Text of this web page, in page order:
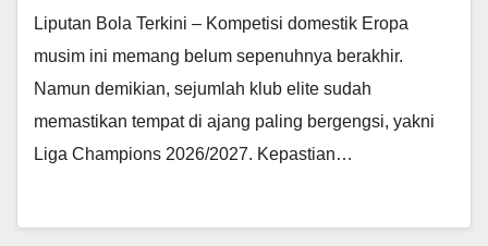
Liputan Bola Terkini – Kompetisi domestik Eropa
musim ini memang belum sepenuhnya berakhir.
Namun demikian, sejumlah klub elite sudah
memastikan tempat di ajang paling bergengsi, yakni
Liga Champions 2026/2027. Kepastian…